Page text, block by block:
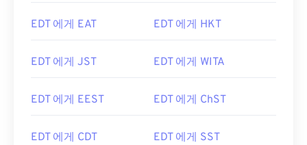
EDT 에게 EAT EDT 에게 HKT
EDT 에게 JST EDT 에게 WITA
EDT 에게 EEST EDT 에게 ChST
EDT 에게 CDT EDT 에게 SST